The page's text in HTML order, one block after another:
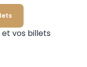
vos billets